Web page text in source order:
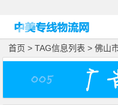
首页 > TAG信息列表 > 佛山